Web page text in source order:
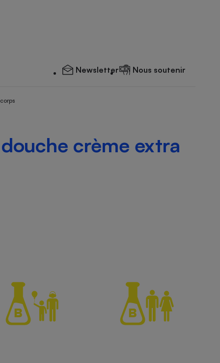
Newsletter Nous soutenir
crème extra